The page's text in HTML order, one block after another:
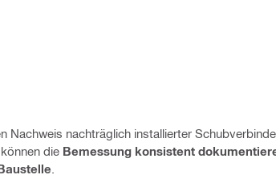
Nachweis nachträglich installierter
die Bemessung konsistent